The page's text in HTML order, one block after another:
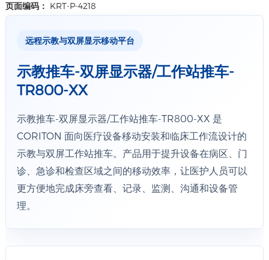
详情+
详情+
打印机托盘尺寸：450*265*15mm
最大载重: 8kg
页面编码： KRT-P-4218
远程示教与双屏显示移动平台
示教推车-双屏显示器/工作站推车-
TR800-XX
示教推车-双屏显示器/工作站推车-TR800-XX 是
CORITON 面向医疗设备移动安装和临床工作流设计的
示教与双屏工作站推车。产品用于提升设备在病区、门
诊、急诊和检查区域之间的移动效率，让医护人员可以
更方便地完成床旁查看、记录、监测、沟通和设备管
理。